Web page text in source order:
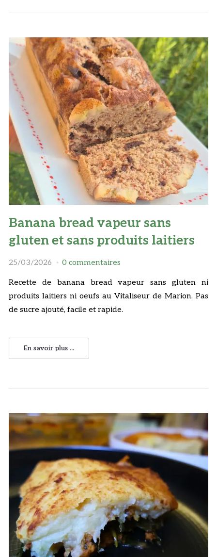
Banana bread vapeur sans
gluten et sans produits laitiers
25/03/2026 0 commentaires
Recette de banana bread vapeur sans gluten ni
produits laitiers ni oeufs au Vitaliseur de Marion. Pas
de sucre ajouté, facile et rapide.
En savoir plus ...